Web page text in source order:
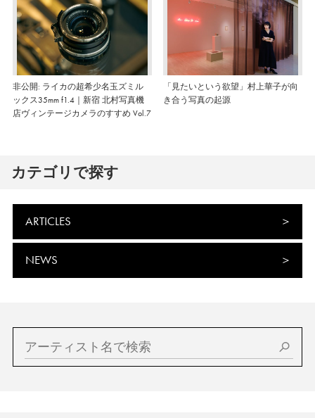
非公開: ライカの超希少名玉ズミル
ックス35mm f1.4｜新宿 北村写真機
店ヴィンテージカメラのすすめ Vol.7
「見たいという欲望」村上華子が向
き合う写真の起源
カテゴリで探す
ARTICLES
NEWS